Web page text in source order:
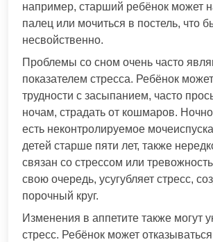
например, старший ребёнок может
палец или мочиться в постель, что
несвойственно.
Проблемы со сном очень часто
показателем стресса. Ребёнок
трудности с засыпанием, часто
ночам, страдать от кошмаров.
есть неконтролируемое
детей старше пяти лет, также
связан со стрессом или
свою очередь, усугубляет стресс,
порочный круг.
Изменения в аппетите также могут
стресс. Ребёнок может